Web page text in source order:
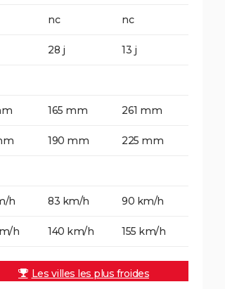
nc nc
28 j 13 j
165 mm 261 mm
190 mm 225 mm
h 83 km/h 90 km/h
h 140 km/h 155 km/h
Les villes les plus froides